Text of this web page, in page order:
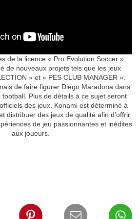
de la licence « Pro Evolution Soccer »,
de nouveaux projets tels que les jeux
» et « PES CLUB MANAGER ».
de faire figurer Diego Maradona dans
Plus de détails à ce sujet seront
des jeux. Konami est déterminé à
distribuer des jeux de qualité afin d’offrir
de jeu passionnantes et inédites
aux joueurs.